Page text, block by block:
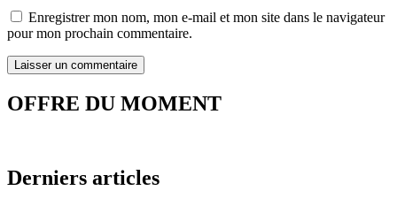
Enregistrer mon nom, mon e-mail et mon site dans le navigateur
pour mon prochain commentaire.
OFFRE DU MOMENT
Derniers articles